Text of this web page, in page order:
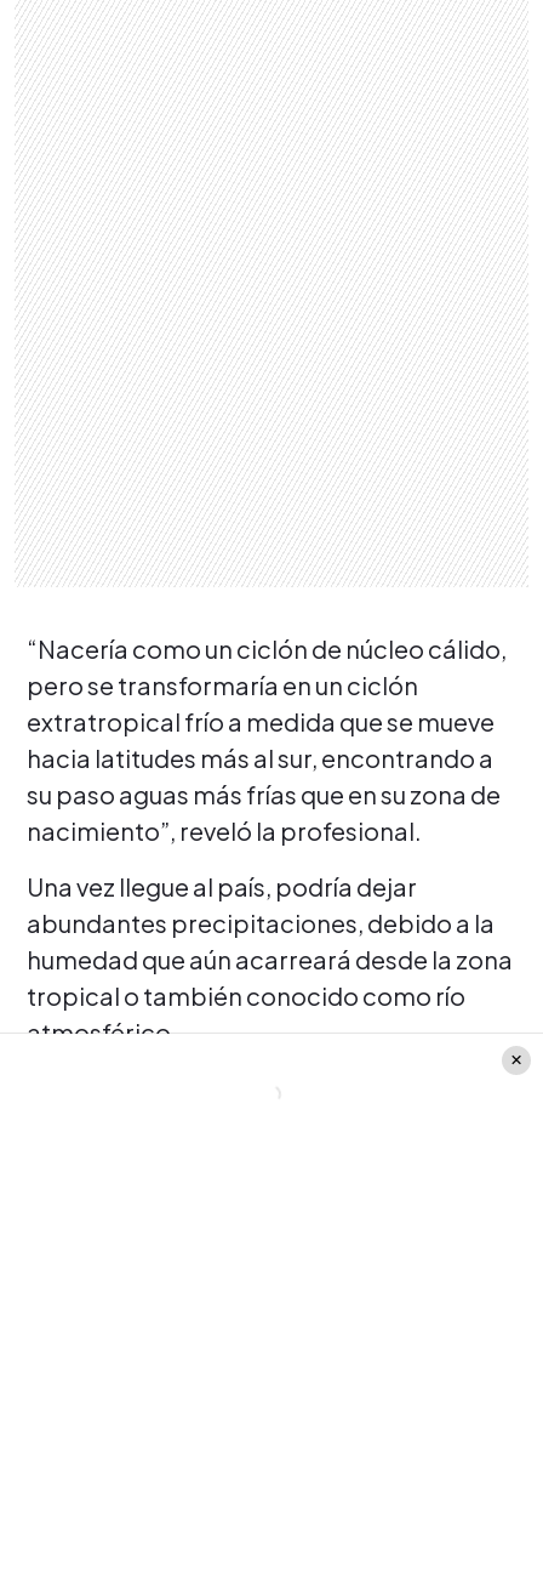
“Nacería como un ciclón de núcleo cálido,
pero se transformaría en un ciclón
extratropical frío a medida que se mueve
hacia latitudes más al sur, encontrando a
su paso aguas más frías que en su zona de
nacimiento”, reveló la profesional.
Una vez llegue al país, podría dejar
abundantes precipitaciones, debido a la
humedad que aún acarreará desde la zona
tropical o también conocido como río
atmosférico.